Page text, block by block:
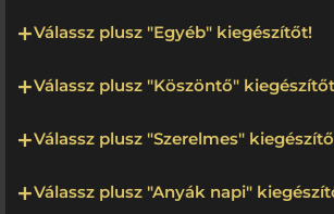
Válassz plusz "Egyéb" kiegészítőt!
Válassz plusz "Köszöntő"
Válassz plusz "Szerelmes"
Válassz plusz "Anyák napi"